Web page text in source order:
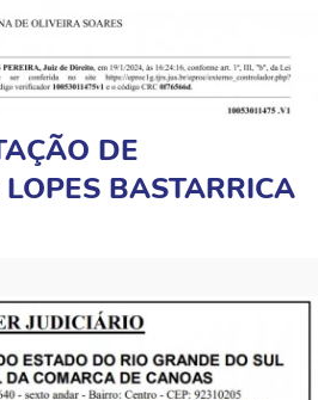
DE
BASTARRICA